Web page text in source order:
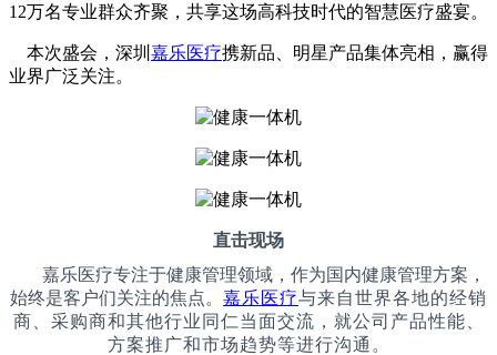
12万名专业群众齐聚，共享这场高科技时代的智慧医疗盛宴。
本次盛会，深圳 嘉乐医疗携新品、明星产品集体亮相，赢得
业界广泛关注。
直击现场
嘉乐医疗专注于健康管理领域，作为国内健康管理方案 ，
始终是客户们关注的焦点。 嘉乐医疗与来自世界各地的经销
商、采购商和其他行业同仁当面交流，就公司产品性能、
方案推广和市场趋势等进行沟通。